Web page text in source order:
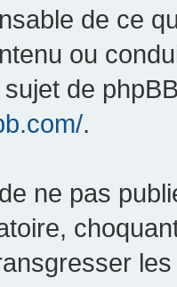
de ce
ou
de
.
ne pas